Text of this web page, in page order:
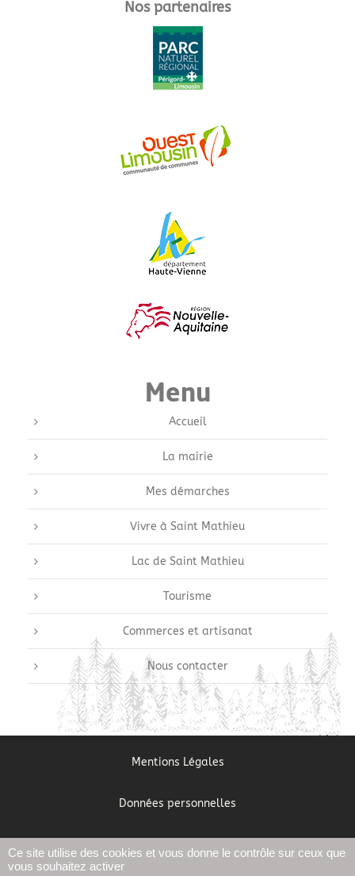
Nos partenaires
Menu
Accueil
La mairie
Mes démarches
Vivre à Saint Mathieu
Lac de Saint Mathieu
Tourisme
Commerces et artisanat
Nous contacter
Mentions Légales
Données personnelles
Ce site utilise des cookies et vous donne le contrôle sur ceux que
vous souhaitez activer